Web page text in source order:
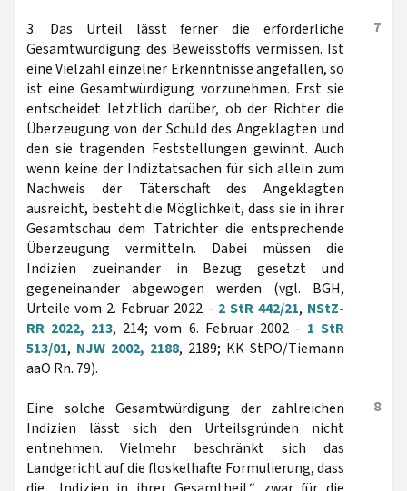
7
3. Das Urteil lässt ferner die erforderliche
Gesamtwürdigung des Beweisstoffs vermissen. Ist
eine Vielzahl einzelner Erkenntnisse angefallen, so
ist eine Gesamtwürdigung vorzunehmen. Erst sie
entscheidet letztlich darüber, ob der Richter die
Überzeugung von der Schuld des Angeklagten und
den sie tragenden Feststellungen gewinnt. Auch
wenn keine der Indiztatsachen für sich allein zum
Nachweis der Täterschaft des Angeklagten
ausreicht, besteht die Möglichkeit, dass sie in ihrer
Gesamtschau dem Tatrichter die entsprechende
Überzeugung vermitteln. Dabei müssen die
Indizien zueinander in Bezug gesetzt und
gegeneinander abgewogen werden (vgl. BGH,
Urteile vom 2. Februar 2022 - 2 StR 442/21, NStZ-
RR 2022, 213, 214; vom 6. Februar 2002 - 1 StR
513/01, NJW 2002, 2188, 2189; KK-StPO/Tiemann
aaO Rn. 79).
8
Eine solche Gesamtwürdigung der zahlreichen
Indizien lässt sich den Urteilsgründen nicht
entnehmen. Vielmehr beschränkt sich das
Landgericht auf die floskelhafte Formulierung, dass